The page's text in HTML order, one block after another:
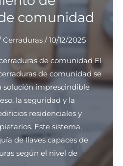
comunidad
Cerraduras/ 10/12/2025
de comunidad El
de comunidad se
solución imprescindible
la seguridad y la
residenciales y
Este sistema,
de llaves capaces de
según el nivel de